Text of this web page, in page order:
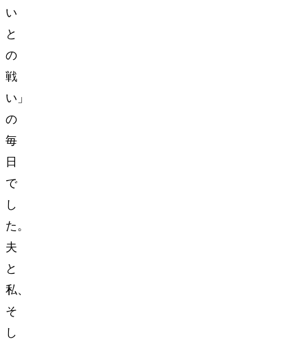
い
と
の
戦
い」
の
毎
日
で
し
た。
夫
と
私、
そ
し